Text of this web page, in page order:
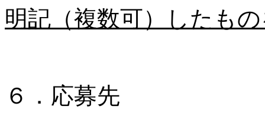
明記（複数可）したも
６．応募先